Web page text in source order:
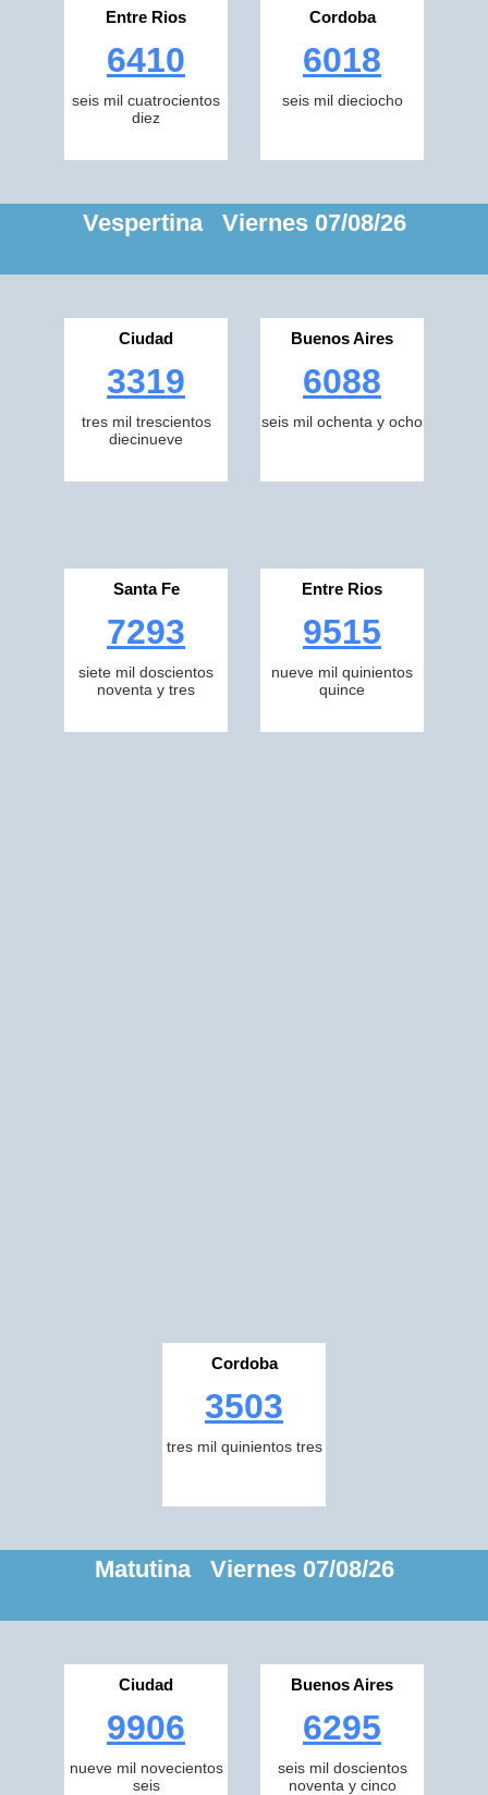
Entre Rios
6410
seis mil cuatrocientos
diez
Cordoba
6018
seis mil dieciocho
Vespertina Viernes 07/08/26
Ciudad
3319
tres mil trescientos
diecinueve
Buenos Aires
6088
seis mil ochenta y ocho
Santa Fe
7293
siete mil doscientos
noventa y tres
Entre Rios
9515
nueve mil quinientos
quince
Cordoba
3503
tres mil quinientos tres
Matutina Viernes 07/08/26
Ciudad
9906
nueve mil novecientos
seis
Buenos Aires
6295
seis mil doscientos
noventa y cinco